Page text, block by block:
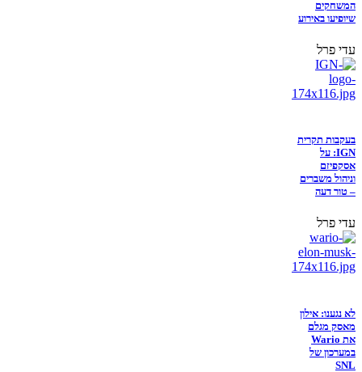
המשחקים
שיופיעו באירוע
עדי פרל
בעקבות תקרית
IGN: על
אסקפיזם
וניהול משברים
– טור דעה
עדי פרל
לא נגענו: אילון
מאסק מגלם
את Wario
במערכון של
SNL